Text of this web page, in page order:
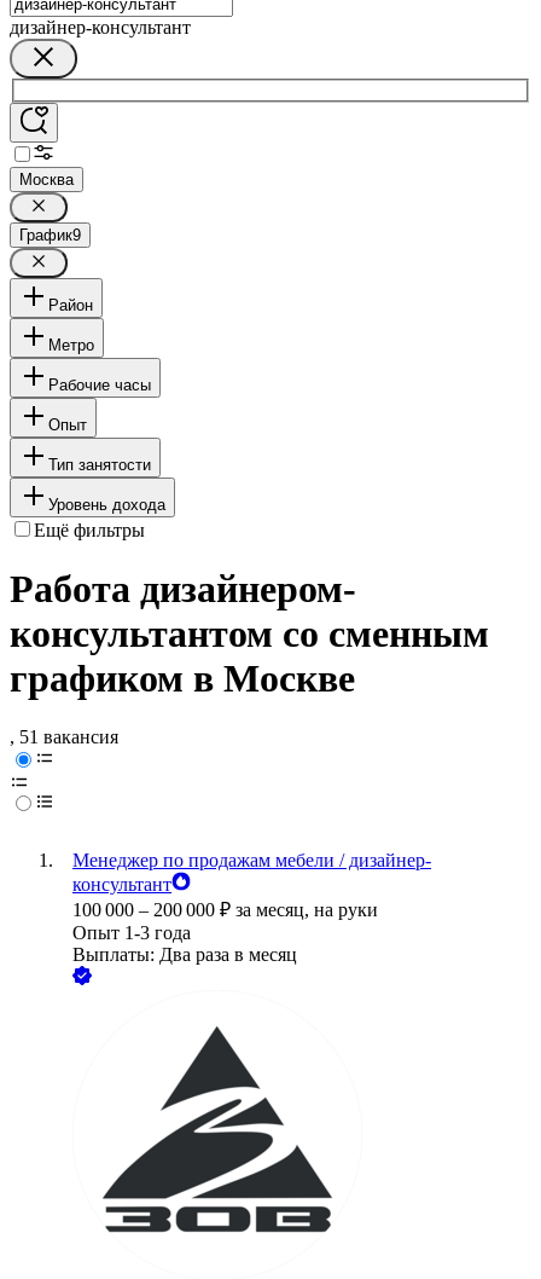
дизайнер-консультант
Москва
График9
Район
Метро
Рабочие часы
Опыт
Тип занятости
Уровень дохода
Ещё фильтры
Работа дизайнером-
консультантом со сменным
графиком в Москве
, 51 вакансия
Менеджер по продажам мебели / дизайнер-
консультант
100 000 – 200 000 ₽ за месяц, на руки
Опыт 1-3 года
Выплаты: Два раза в месяц